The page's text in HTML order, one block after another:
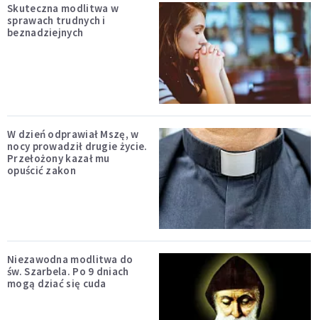
Skuteczna modlitwa w
sprawach trudnych i
beznadziejnych
W dzień odprawiał Mszę, w
nocy prowadził drugie życie.
Przełożony kazał mu
opuścić zakon
Niezawodna modlitwa do
św. Szarbela. Po 9 dniach
mogą dziać się cuda